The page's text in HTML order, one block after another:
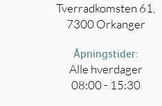
Tverradkomsten 61,
7300 Orkanger
Åpningstider:
Alle hverdager
08:00 - 15:30